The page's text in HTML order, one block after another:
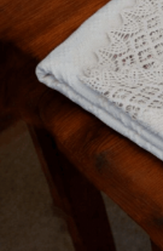
Дамски
Дамски
Дамски сака
Дамски
Дамски тениски
Дамски якета